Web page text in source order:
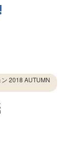
2018 AUTUMN